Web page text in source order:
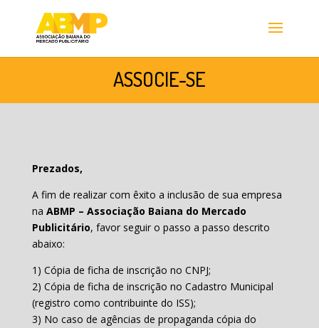
ASSOCIE-SE
Prezados,
A fim de realizar com êxito a inclusão de sua empresa
na ABMP – Associação Baiana do Mercado
Publicitário, favor seguir o passo a passo descrito
abaixo:
1) Cópia de ficha de inscrição no CNPJ;
2) Cópia de ficha de inscrição no Cadastro Municipal
(registro como contribuinte do ISS);
3) No caso de agências de propaganda cópia do